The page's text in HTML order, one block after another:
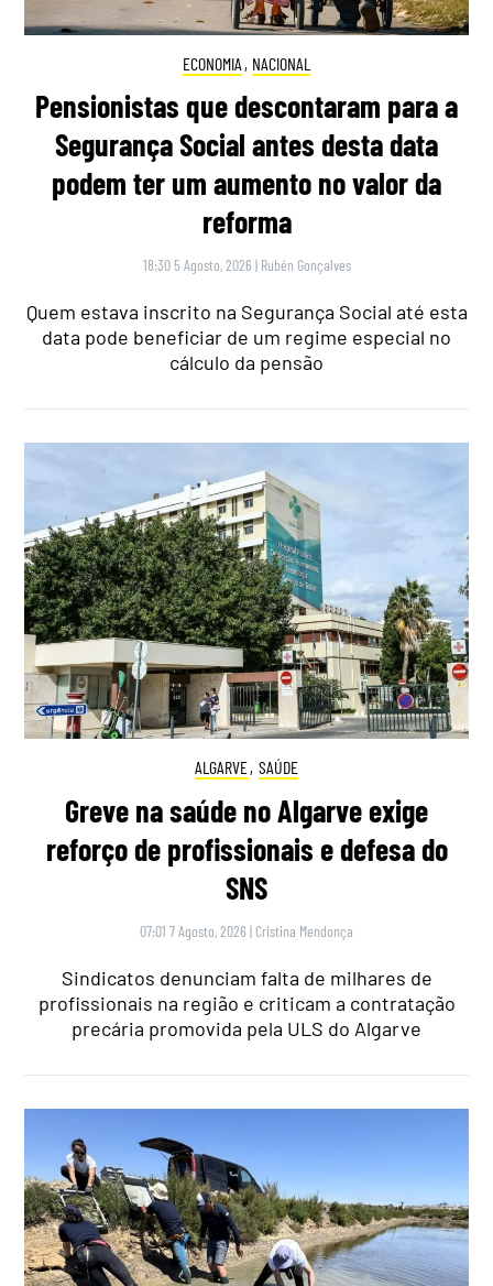
ECONOMIA , NACIONAL
Pensionistas que descontaram para a
Segurança Social antes desta data
podem ter um aumento no valor da
reforma
18:30 5 Agosto, 2026 | Rubén Gonçalves
Quem estava inscrito na Segurança Social até esta
data pode beneficiar de um regime especial no
cálculo da pensão
ALGARVE, SAÚDE
Greve na saúde no Algarve exige
reforço de profissionais e defesa do
SNS
07:01 7 Agosto, 2026 | Cristina Mendonça
Sindicatos denunciam falta de milhares de
profissionais na região e criticam a contratação
precária promovida pela ULS do Algarve